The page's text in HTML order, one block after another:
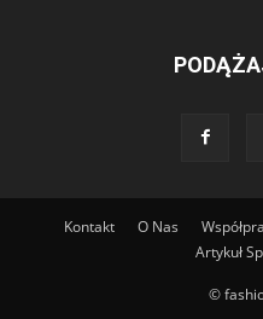
Kontakt O Nas
Artykuł
©